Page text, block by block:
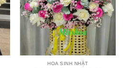
HOA SINH NHẬT